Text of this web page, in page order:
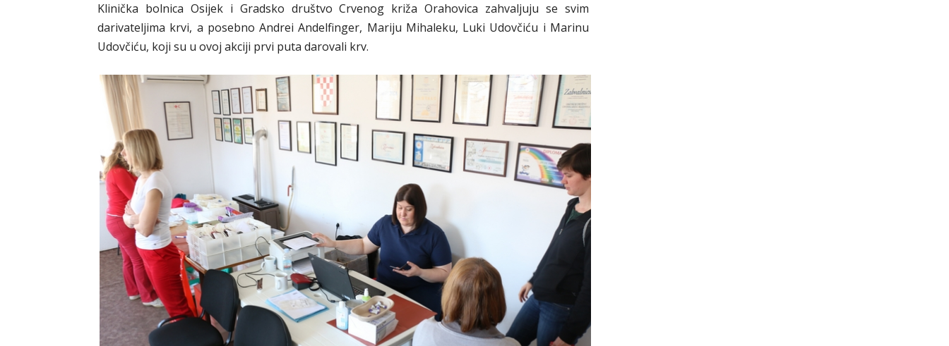
Klinička bolnica Osijek i Gradsko društvo Crvenog križa Orahovica zahvaljuju se svim
darivateljima krvi, a posebno Andrei Andelfinger, Mariju Mihaleku, Luki Udovčiću i Marinu
Udovčiću, koji su u ovoj akciji prvi puta darovali krv.